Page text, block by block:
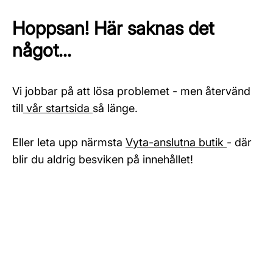
Hoppsan! Här saknas det
något...
Vi jobbar på att lösa problemet - men återvänd
till vår startsida så länge.
Eller leta upp närmsta Vyta-anslutna butik - där
blir du aldrig besviken på innehållet!